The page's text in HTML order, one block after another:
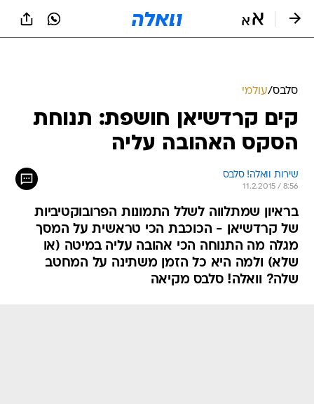
סלבס/עולמי
קים קרדשיאן חושפת: תנוחת
הסקס האהובה עליה
שירות וואלה! סלבס
11.2.2015 / 8:56
בראיון שמתלווה לשלל התמונות הפרובוקטיביות
של קרדשיאן - הכוכבת הכי טראשית על המסך
מגלה מה התנוחה הכי אהובה עליה במיטה (או
שלא) ולמה היא כל הזמן משתינה על המחטב
שלה? וואלה! סלבס מקיאה